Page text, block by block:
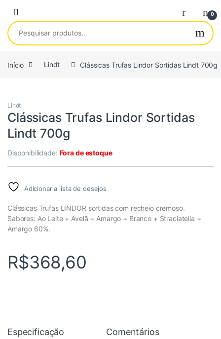
0
Pesquisar por:
Início Lindt Clássicas Trufas Lindor Sortidas Lindt 700g
Lindt
Clássicas Trufas Lindor Sortidas
Lindt 700g
Disponibilidade: Fora de estoque
Adicionar a lista de desejos
Clássicas Trufas LINDOR sortidas com recheio cremoso.
Sabores: Ao Leite + Avelã + Amargo + Branco + Straciatella +
Amargo 60%.
R$368,60
Especificação Comentários